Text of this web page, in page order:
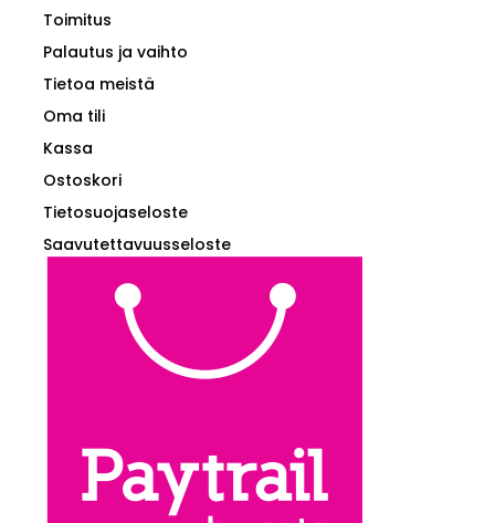
Toimitus
Palautus ja vaihto
Tietoa meistä
Oma tili
Kassa
Ostoskori
Tietosuojaseloste
Saavutettavuusseloste